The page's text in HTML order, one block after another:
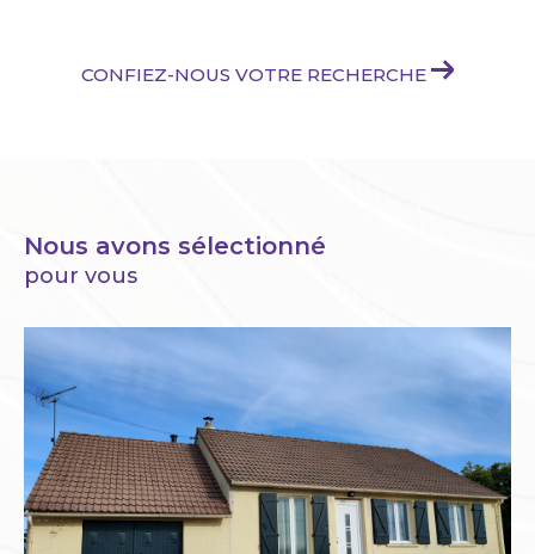
CONFIEZ-NOUS VOTRE RECHERCHE
Nous avons sélectionné
pour vous